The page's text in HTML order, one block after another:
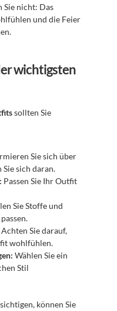
Sie nicht: Das
und die Feier
wichtigsten
sollten Sie
Sie sich über
sich daran.
Passen Sie Ihr Outfit
Sie Stoffe und
Achten Sie darauf,
wohlfühlen.
Wählen Sie ein
Stil
können Sie